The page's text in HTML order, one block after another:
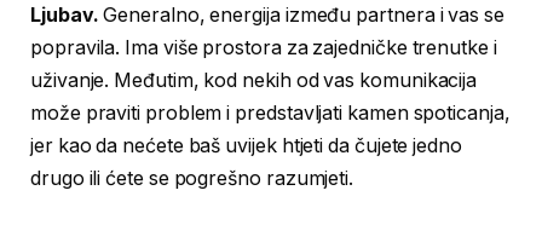
Ljubav. Generalno, energija između partnera i vas se
popravila. Ima više prostora za zajedničke trenutke i
uživanje. Međutim, kod nekih od vas komunikacija
može praviti problem i predstavljati kamen spoticanja,
jer kao da nećete baš uvijek htjeti da čujete jedno
drugo ili ćete se pogrešno razumjeti.